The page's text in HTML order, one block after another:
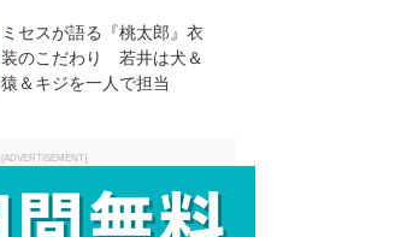
ミセスが語る『桃太郎』衣
装のこだわり 若井は犬＆
猿＆キジを一人で担当
[ADVERTISEMENT]